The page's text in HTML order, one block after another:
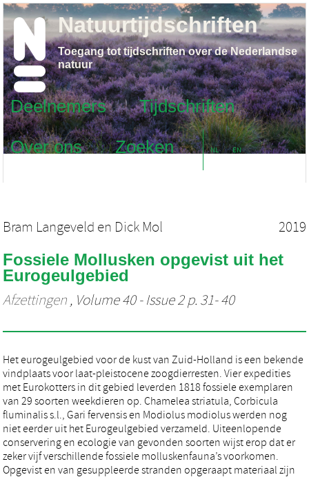
Deelnemers
Tijdschriften
Over ons
Zoeken NL EN
Natuurtijdschriften
Toegang tot tijdschriften over de Nederlandse
natuur
Bram Langeveld en Dick Mol 2019
Fossiele Mollusken opgevist uit het
Eurogeulgebied
Afzettingen , Volume 40 - Issue 2 p. 31- 40
Het eurogeulgebied voor de kust van Zuid-Holland is een bekende
vindplaats voor laat-pleistocene zoogdierresten. Vier expedities
met Eurokotters in dit gebied leverden 1818 fossiele exemplaren
van 29 soorten weekdieren op. Chamelea striatula, Corbicula
fluminalis s.l., Gari fervensis en Modiolus modiolus werden nog
niet eerder uit het Eurogeulgebied verzameld. Uiteenlopende
conservering en ecologie van gevonden soorten wijst erop dat er
zeker vijf verschillende fossiele molluskenfauna’s voorkomen.
Opgevist en van gesuppleerde stranden opgeraapt materiaal zijn